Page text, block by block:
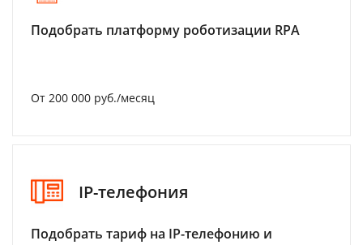
Подобрать платформу роботизации RPA
От 200 000 руб./месяц
IP-телефония
Подобрать тариф на IP-телефонию и